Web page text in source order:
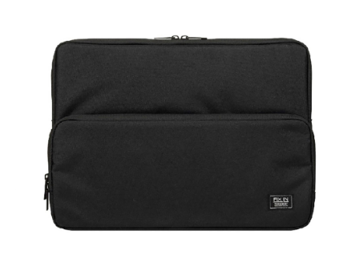
ノートPCと付属品を一緒に持ち運べるクッション
メーカー希望小売価格：
¥4,910
・ 上質でカジュアル感のあるファブリック素材。 ・ クッション
材 が ノ ート P C をしっ か り 保 護 し ま す 。